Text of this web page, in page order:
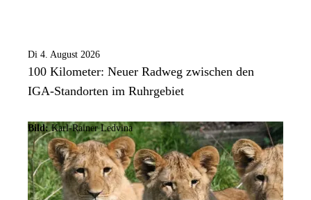
Di 4. August 2026
100 Kilometer: Neuer Radweg zwischen den
IGA-Standorten im Ruhrgebiet
Bild: Karl-Rainer Ledvina